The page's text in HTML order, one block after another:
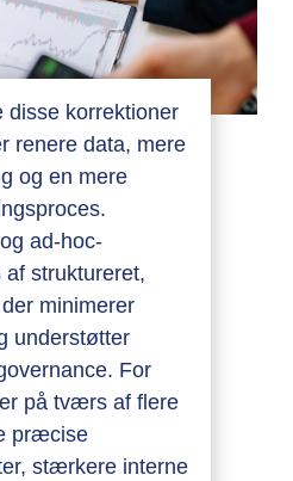
disse korrektioner
renere data, mere
og en mere
ad-hoc-
struktureret,
minimerer
understøtter
For
på tværs af flere
præcise
stærkere interne